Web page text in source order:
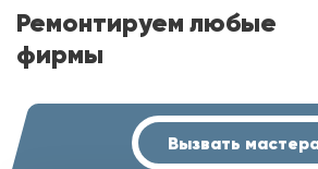
Ремонтируем любые
фирмы
Вызвать